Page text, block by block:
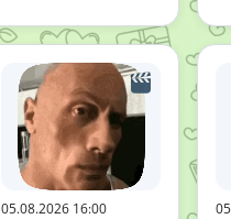
05.08.2026 16:00